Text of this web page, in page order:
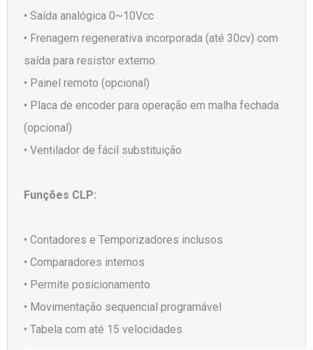
• Saída analógica 0~10Vcc
• Frenagem regenerativa incorporada (até 30cv) com
saída para resistor externo.
• Painel remoto (opcional)
• Placa de encoder para operação em malha fechada
(opcional)
• Ventilador de fácil substituição
Funções CLP:
• Contadores e Temporizadores inclusos
• Comparadores internos
• Permite posicionamento
• Movimentação sequencial programável
• Tabela com até 15 velocidades